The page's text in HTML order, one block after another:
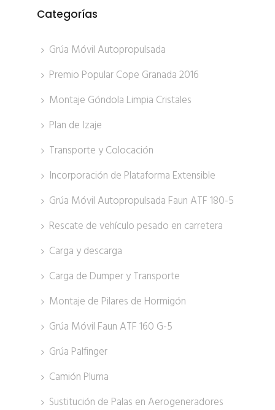
Categorías
Grúa Móvil Autopropulsada
Premio Popular Cope Granada 2016
Montaje Góndola Limpia Cristales
Plan de Izaje
Transporte y Colocación
Incorporación de Plataforma Extensible
Grúa Móvil Autopropulsada Faun ATF 180-5
Rescate de vehículo pesado en carretera
Carga y descarga
Carga de Dumper y Transporte
Montaje de Pilares de Hormigón
Grúa Móvil Faun ATF 160 G-5
Grúa Palfinger
Camión Pluma
Sustitución de Palas en Aerogeneradores